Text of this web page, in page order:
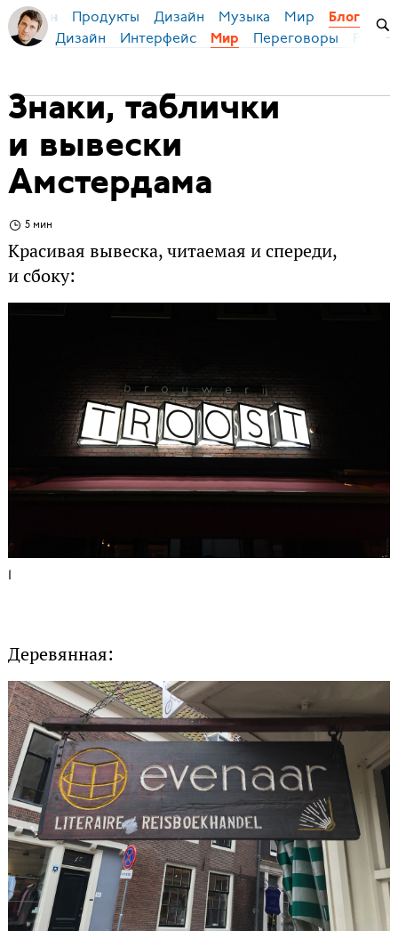
Бирман Продукты Дизайн Музыка Мир Блог
Дизайн Интерфейс Мир Переговоры
Знаки, таблички
и вывески
Амстердама
5 мин
Красивая вывеска, читаемая и спереди,
и сбоку:
1
Деревянная: